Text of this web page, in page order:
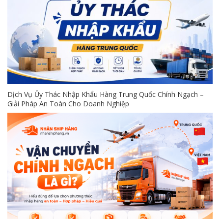
Dịch Vụ Ủy Thác Nhập Khẩu Hàng Trung Quốc Chính Ngạch –
Giải Pháp An Toàn Cho Doanh Nghiệp